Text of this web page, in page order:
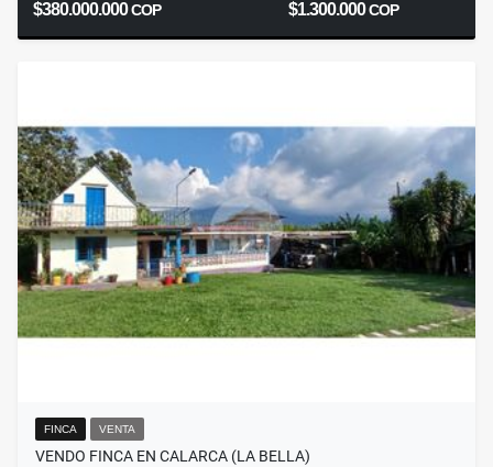
$380.000.000COP $1.300.000COP
FINCA VENTA
VENDO FINCA EN CALARCA (LA BELLA)